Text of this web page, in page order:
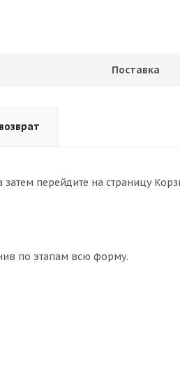
Поставка
перейдите на страницу
по этапам всю форму.